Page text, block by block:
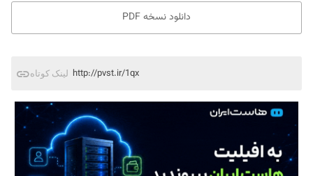
دانلود نسخه PDF
لینک کوتاه http://pvst.ir/1qx